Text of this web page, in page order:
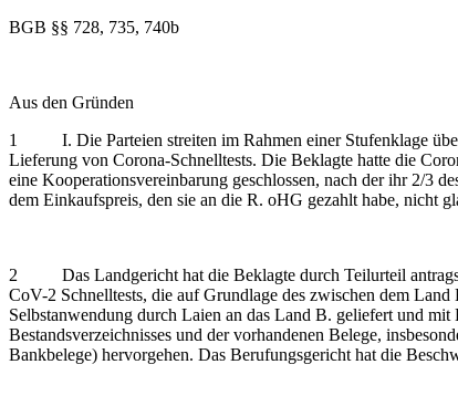
BGB §§ 728, 735, 740b
Aus den Gründen
1 I. Die Parteien streiten im Rahmen einer Stufenklage über
Lieferung von Corona-Schnelltests. Die Beklagte hatte die
eine Kooperationsvereinbarung geschlossen, nach der ihr 2/3
dem Einkaufspreis, den sie an die R. oHG gezahlt habe, nicht
2 Das Landgericht hat die Beklagte durch Teilurteil
CoV-2 Schnelltests, die auf Grundlage des zwischen dem
Selbstanwendung durch Laien an das Land B. geliefert und
Bestandsverzeichnisses und der vorhandenen Belege,
Bankbelege) hervorgehen. Das Berufungsgericht hat die